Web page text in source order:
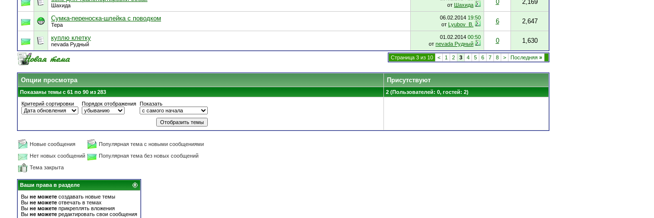
Шахида
от Шахида 0 2,169
Сумка-переноска-шлейка с поводком
Тера
06.02.2014 19:50
от Lyubov_B. 6 2,647
куплю клетку
nevada Рудный
01.02.2014 00:50
от nevada Рудный 0 1,630
Страница 3 из 10 < 1 2 3 4 5 6 7 8 > Последняя »
Опции просмотра Присутствуют
Показаны темы с 61 по 90 из 283
2 (Пользователей: 0, гостей: 2)
Критерий сортировки
Порядок отображения Показать
Новые сообщения
Популярная тема с новыми сообщениями
Нет новых сообщений
Популярная тема без новых сообщений
Тема закрыта
Ваши права в разделе
Вы не можете создавать новые темы
Вы не можете отвечать в темах
Вы не можете прикреплять вложения
Вы не можете редактировать свои сообщения